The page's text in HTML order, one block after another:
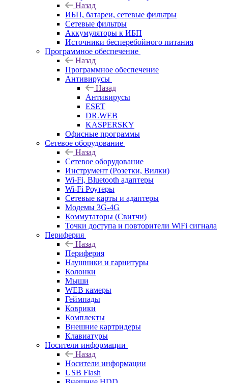
Назад
ИБП, батареи, сетевые фильтры
Сетевые фильтры
Аккумуляторы к ИБП
Источники бесперебойного питания
Программное обеспечение
Назад
Программное обеспечение
Антивирусы
Назад
Антивирусы
ESET
DR.WEB
KASPERSKY
Офисные программы
Сетевое оборудование
Назад
Сетевое оборудование
Инструмент (Розетки, Вилки)
Wi-Fi, Bluetooth адаптеры
Wi-Fi Роутеры
Сетевые карты и адаптеры
Модемы 3G-4G
Коммутаторы (Свитчи)
Точки доступа и повторители WiFi сигнала
Периферия
Назад
Периферия
Наушники и гарнитуры
Колонки
Мыши
WEB камеры
Геймпады
Коврики
Комплекты
Внешние картридеры
Клавиатуры
Носители информации
Назад
Носители информации
USB Flash